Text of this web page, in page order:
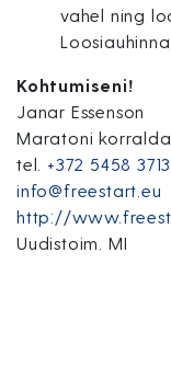
vahel ning
Kohtumiseni!
Janar Essenson
Maratoni
tel. +372 5458 3713
info@freestart.eu
http://
Uudistoim. MI